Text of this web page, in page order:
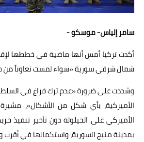
سامر إلياس- موسكو -
أكدت تركيا أمس أنها ماضية في خططها
شمال شرقي سورية «سواء لمست تعاوناً من
وشددت على ضرورة «عدم ترك فراغ في السلطة
الأميركية، بأي شكل من الأشكال»،
الأميركي على الحيلولة دون تأخير تنفيذ
بمدينة منبج السورية، واستكمالها في